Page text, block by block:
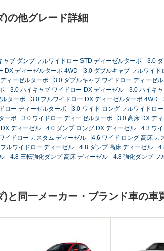
)の他グレード詳細
ャブ ダンプ フルワイドロー STD ディーゼルターボ
3.0
DX ディーゼルターボ 4WD
3.0 ダブルキャブ フルワイ
ィーゼルターボ
3.0 ダブルキャブ ワイドロー ディーゼ
3.0 ハイキャブ ワイドロー DX ディーゼル 3.0 ハイキ
ターボ
3.0 フルワイドロー DX ディーゼルターボ 4WD
ロー ディーゼルターボ
3.0 ワイド ロング フルワイドロ
ーボ
3.0 ワイドロー ディーゼルターボ 3.0 高床 DX デ
ディーゼル 4.0 ダンプ ロング DX ディーゼル 4.3 ワ
イドロー カスタム ディーゼル
4.6 ワイド ロング 高床 カ
ルワイドロー ディーゼル
4.8 ダンプ 高床 ディーゼル
4.8 三転強化ダンプ 高床 ディーゼル 4.8 強化ダンプ フ
)と同一メーカー・ブランド車の車